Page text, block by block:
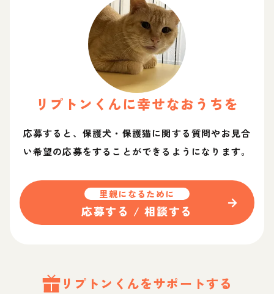
リプトン くんに幸せなおうちを
応募すると、保護犬・保護猫に関する質問やお見合
い希望の応募をすることができるようになります。
里親になるために
応募する / 相談する
リプトン くんをサポートする